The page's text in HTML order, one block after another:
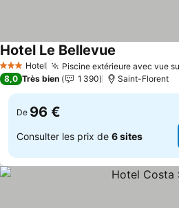
3 ÉtoilesHotel Piscine extérieure avec vue
Hotel Le Bellevue
8,0 Très bien 1 390 Saint-Florent
De 96 €
Consulter les prix de 6 sites